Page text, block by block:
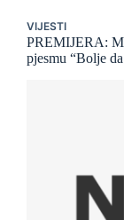
VIJESTI
PREMIJERA:
pjesmu “Bolje